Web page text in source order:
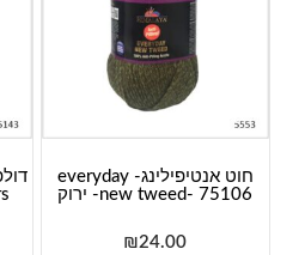
חוט אנטיפילינג- everyday
new tweed- 75106- ירוק
₪24.00